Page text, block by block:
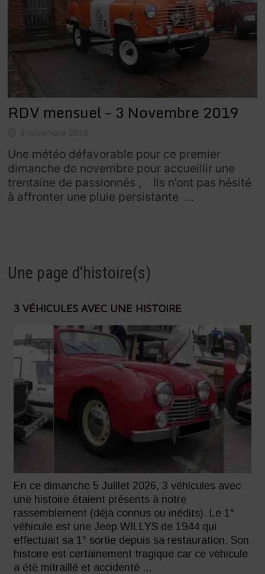
RDV mensuel – 3 Novembre 2019
3 novembre 2019
Une météo défavorable pour ce premier
dimanche de novembre pour accueillir une
trentaine de passionnés , Ils n’ont pas hésité
à affronter une pluie persistante …
Une page d'histoire(s)
3 VÉHICULES AVEC UNE HISTOIRE
En ce dimanche 5 Juillet 2026, 3 véhicules avec
une histoire étaient présents à notre
rassemblement (déjà connus ou inédits). Le 1°
véhicule est une Jeep WILLYS de 1944 qui
effectuait sa 1° sortie depuis sa restauration. Son
histoire est certainement tragique car ce véhicule
a été mitraillé et accidenté ...